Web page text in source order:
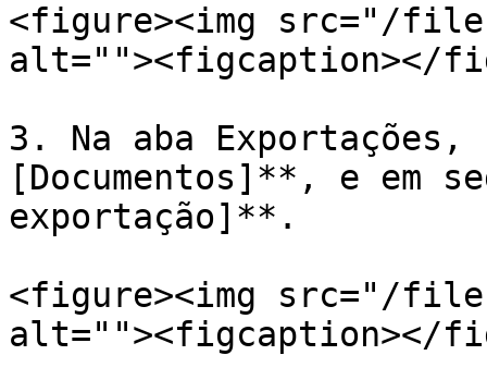
<figure><img src="/files/
alt=""><figcaption></
3. Na aba
[Documentos]**, e em
exportação]**.
<figure><img src="/
alt=""><figcaption></